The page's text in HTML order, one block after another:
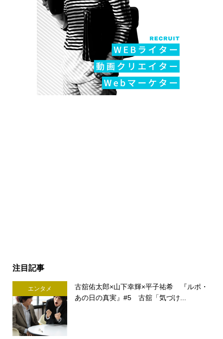
注目記事
エンタメ
古舘佑太郎×山下幸輝×平子祐希 『ルポ・
あの日の真実』#5 古舘「気づけ...